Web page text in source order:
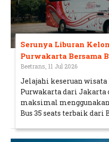
Serunya Liburan
Purwakarta Bersama
Beetrans, 11 Jul 2026
Jelajahi keseruan wisata
Purwakarta dari Jakarta
maksimal
Bus 35 seats terbaik dari